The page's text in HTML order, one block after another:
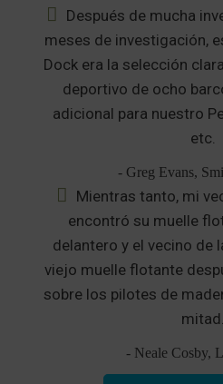
Después de mucha
meses de investigación,
Dock era la selección
deportivo de ocho
adicional para nuestro
etc.
- Greg Evans,
Mientras tanto, mi
encontró su muelle
delantero y el vecino de
viejo muelle flotante
sobre los pilotes de
mitad.
- Neale Cosby,